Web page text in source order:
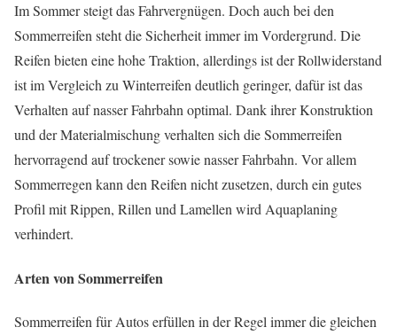
Im Sommer steigt das Fahrvergnügen. Doch auch bei den
Sommerreifen steht die Sicherheit immer im Vordergrund. Die
Reifen bieten eine hohe Traktion, allerdings ist der Rollwiderstand
ist im Vergleich zu Winterreifen deutlich geringer, dafür ist das
Verhalten auf nasser Fahrbahn optimal. Dank ihrer Konstruktion
und der Materialmischung verhalten sich die Sommerreifen
hervorragend auf trockener sowie nasser Fahrbahn. Vor allem
Sommerregen kann den Reifen nicht zusetzen, durch ein gutes
Profil mit Rippen, Rillen und Lamellen wird Aquaplaning
verhindert.
Arten von Sommerreifen
Sommerreifen für Autos erfüllen in der Regel immer die gleichen